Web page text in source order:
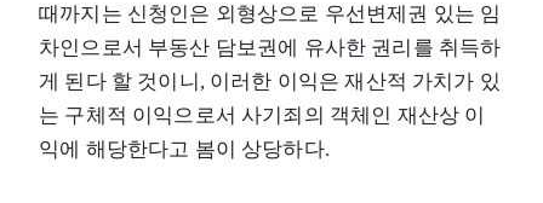
때까지는 신청인은 외형상으로 우선변제권 있는 임
차인으로서 부동산 담보권에 유사한 권리를 취득하
게 된다 할 것이니, 이러한 이익은 재산적 가치가 있
는 구체적 이익으로서 사기죄의 객체인 재산상 이
익에 해당한다고 봄이 상당하다.